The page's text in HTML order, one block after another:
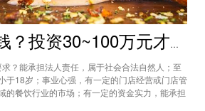
kfc加盟费多钱？投资30~100万元才能开一家kfc加盟店
？能承担法人责任，属于社会合法自然人；至
于18岁；事业心强，有一定的门店经营或门店管
的餐饮行业的市场；有一定的资金实力，能承担